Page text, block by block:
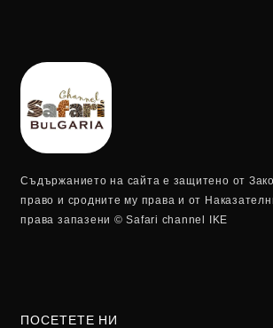
Съдържанието на сайта е защитено от
право и сродните му права и от
права запазени © Safari channel IKE
ПОСЕТЕТЕ НИ